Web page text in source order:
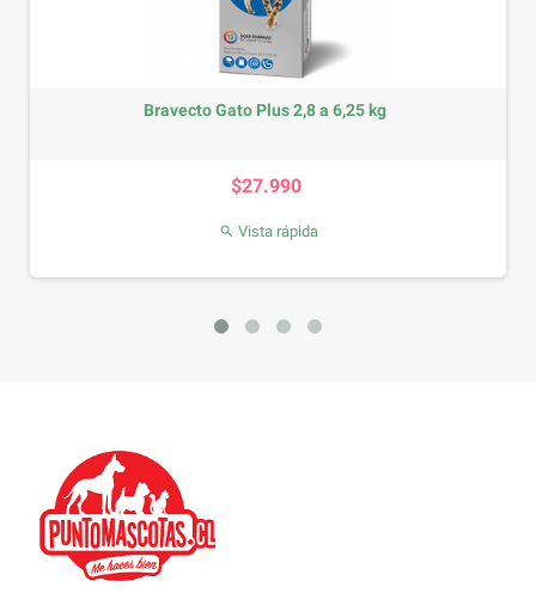
Bravecto Gato Plus 2,8 a 6,25 kg
$27.990
Vista rápida